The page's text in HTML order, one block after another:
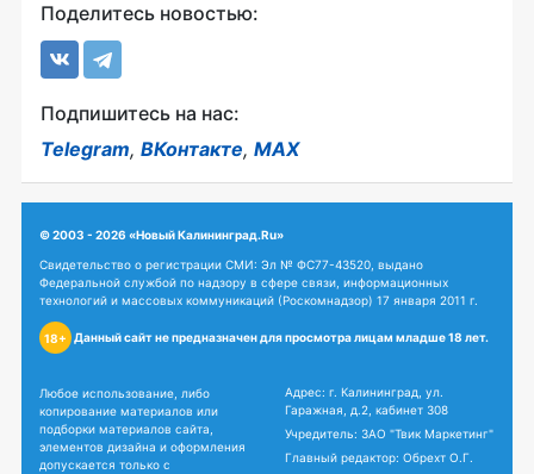
Поделитесь новостью:
Подпишитесь на нас:
Telegram, ВКонтакте, MAX
© 2003 - 2026 «Новый Калининград.Ru»
Свидетельство о регистрации СМИ: Эл № ФС77-43520, выдано
Федеральной службой по надзору в сфере связи, информационных
технологий и массовых коммуникаций (Роскомнадзор) 17 января 2011 г.
18+ Данный сайт не предназначен для просмотра лицам младше 18 лет.
Любое использование, либо
копирование материалов или
подборки материалов сайта,
элементов дизайна и оформления
допускается только с
Адрес: г. Калининград, ул.
Гаражная, д.2, кабинет 308
Учредитель: ЗАО "Твик Маркетинг"
Главный редактор: Обрехт О.Г.